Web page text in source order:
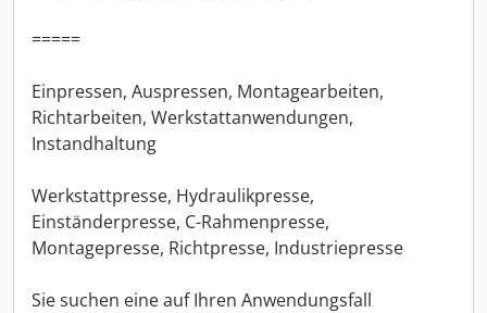
=====
Einpressen, Auspressen, Montagearbeiten,
Richtarbeiten, Werkstattanwendungen,
Instandhaltung
Werkstattpresse, Hydraulikpresse,
Einständerpresse, C-Rahmenpresse,
Montagepresse, Richtpresse, Industriepresse
Sie suchen eine auf Ihren Anwendungsfall